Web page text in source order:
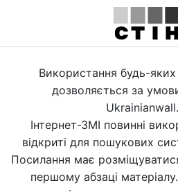
Використання будь-яких
дозволяється за
Інтернет-ЗМІ повинні
відкриті для пошукових
Посилання має
першому абзаці